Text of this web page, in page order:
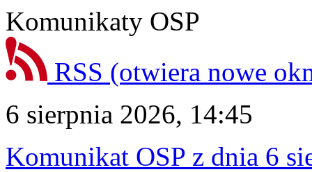
Komunikaty OSP
RSS (otwiera nowe
6 sierpnia 2026, 14:45
Komunikat OSP z dnia 6